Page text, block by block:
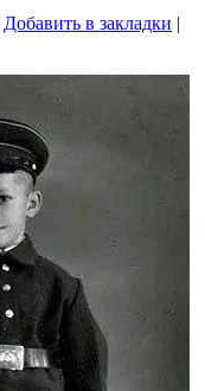
Добавить в закладки |